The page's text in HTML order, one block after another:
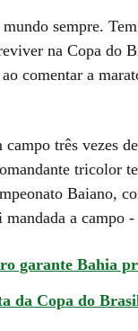
sempre.
na Copa do
comentar a
três vezes
tricolor
Baiano,
a campo -
garante Bahia
da Copa do